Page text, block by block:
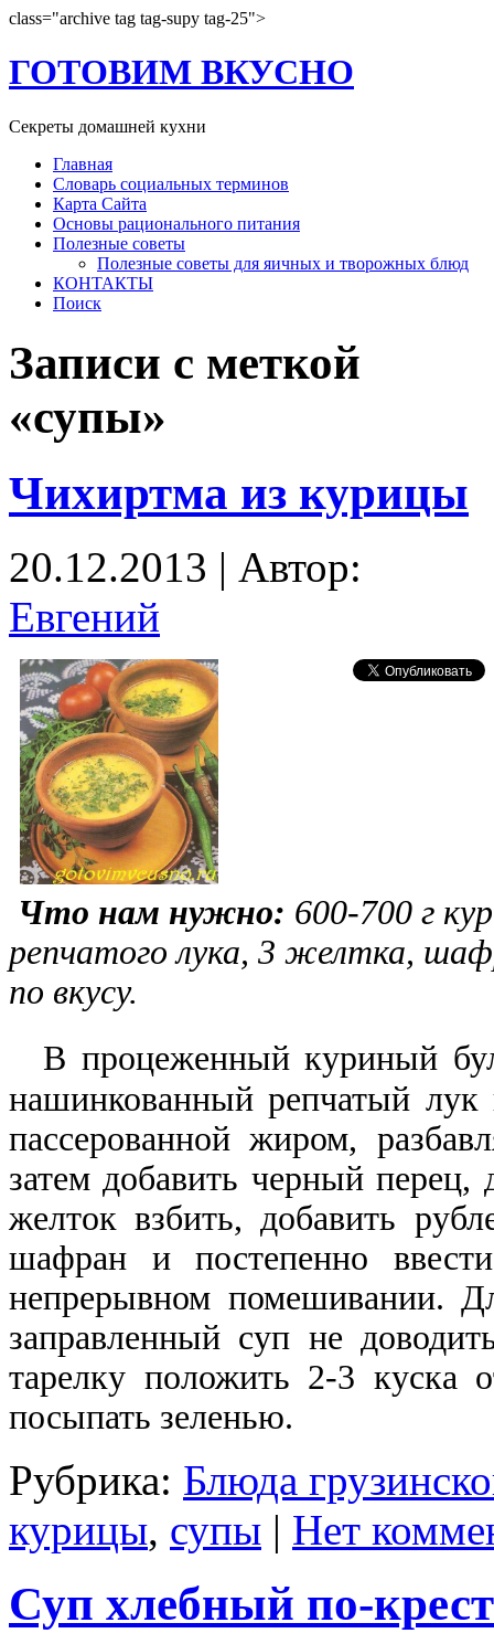
class="archive tag tag-supy tag-25">
ГОТОВИМ ВКУСНО
Секреты домашней кухни
Главная
Словарь социальных терминов
Карта Сайта
Основы рационального питания
Полезные советы
Полезные советы для яичных и творожных блюд
КОНТАКТЫ
Поиск
Записи с меткой
«супы»
Чихиртма из курицы
20.12.2013 | Автор:
Евгений
Что нам нужно: 600-700 г
репчатого лука, 3 желтка,
по вкусу.
В процеженный куриный
нашинкованный репчатый
пассерованной жиром,
затем добавить черный
желток взбить, добавить
шафран и постепенно
непрерывном помешивании.
заправленный суп не
тарелку положить 2-3 куска
посыпать зеленью.
Рубрика: Блюда
курицы, супы | Нет
Суп хлебный по-